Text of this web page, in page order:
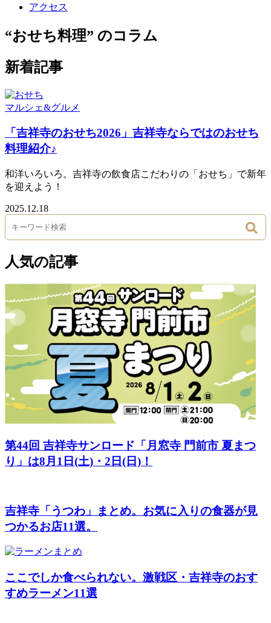
アクセス
“おせち料理” のコラム
新着記事
マルシェ&グルメ
「吉祥寺のおせち2026」吉祥寺ならではのおせち
料理紹介♪
和洋いろいろ。吉祥寺の飲食店こだわりの「おせち」で新年
を迎えよう！
2025.12.18
人気の記事
第44回 吉祥寺サンロード「月窓寺 門前市 夏まつ
り」は8月1日(土)・2日(日)！
吉祥寺「うつわ」まとめ。お気に入りの食器が見
つかるお店11選。
ここでしか食べられない。激戦区・吉祥寺のおす
すめラーメン11選